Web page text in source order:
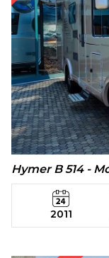
Hymer B 514 -
2011